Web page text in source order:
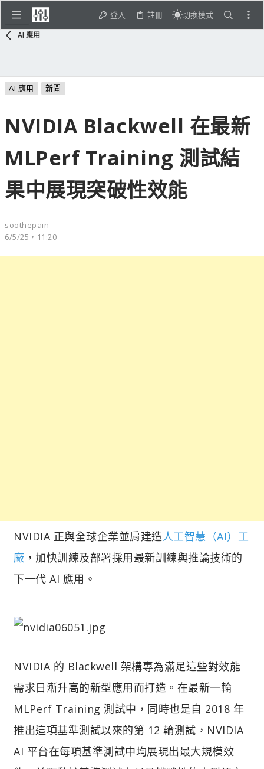
登入 註冊 切換模式
AI 應用
AI 應用 新聞
NVIDIA Blackwell 在最新
MLPerf Training 測試結
果中展現突破性效能
soothepain
6/5/25，11:20
NVIDIA 正與全球企業並肩建造人工智慧（AI）工
廠 ，加快訓練及部署採用最新訓練與推論技術的
下一代 AI 應用。
NVIDIA 的 Blackwell 架構專為滿足這些對效能
需求日漸升高的新型應用而打造。在最新一輪
MLPerf Training 測試中，同時也是自 2018 年
推出這項基準測試以來的第 12 輪測試，NVIDIA
AI 平台在每項基準測試中均展現出最大規模效